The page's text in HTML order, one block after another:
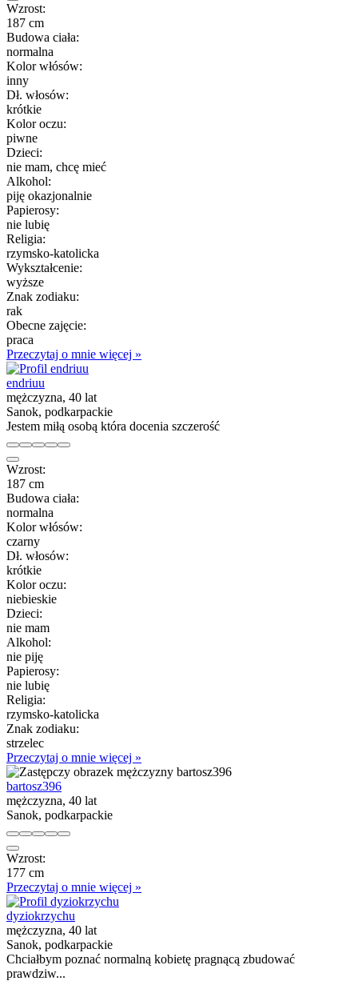
Wzrost:
187 cm
Budowa ciała:
normalna
Kolor włósów:
inny
Dł. włosów:
krótkie
Kolor oczu:
piwne
Dzieci:
nie mam, chcę mieć
Alkohol:
piję okazjonalnie
Papierosy:
nie lubię
Religia:
rzymsko-katolicka
Wykształcenie:
wyższe
Znak zodiaku:
rak
Obecne zajęcie:
praca
Przeczytaj o mnie więcej »
endriuu
mężczyzna, 40 lat
Sanok, podkarpackie
Jestem miłą osobą która docenia szczerość
Wzrost:
187 cm
Budowa ciała:
normalna
Kolor włósów:
czarny
Dł. włosów:
krótkie
Kolor oczu:
niebieskie
Dzieci:
nie mam
Alkohol:
nie piję
Papierosy:
nie lubię
Religia:
rzymsko-katolicka
Znak zodiaku:
strzelec
Przeczytaj o mnie więcej »
bartosz396
mężczyzna, 40 lat
Sanok, podkarpackie
Wzrost:
177 cm
Przeczytaj o mnie więcej »
dyziokrzychu
mężczyzna, 40 lat
Sanok, podkarpackie
Chciałbym poznać normalną kobietę pragnącą zbudować
prawdziw...